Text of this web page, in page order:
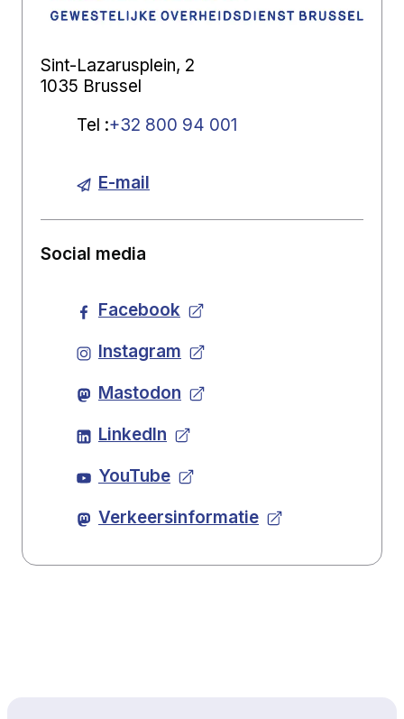
Sint-Lazarusplein, 2
1035 Brussel
Tel :+32 800 94 001
E-mail
Social media
Facebook
Instagram
Mastodon
LinkedIn
YouTube
Verkeersinformatie